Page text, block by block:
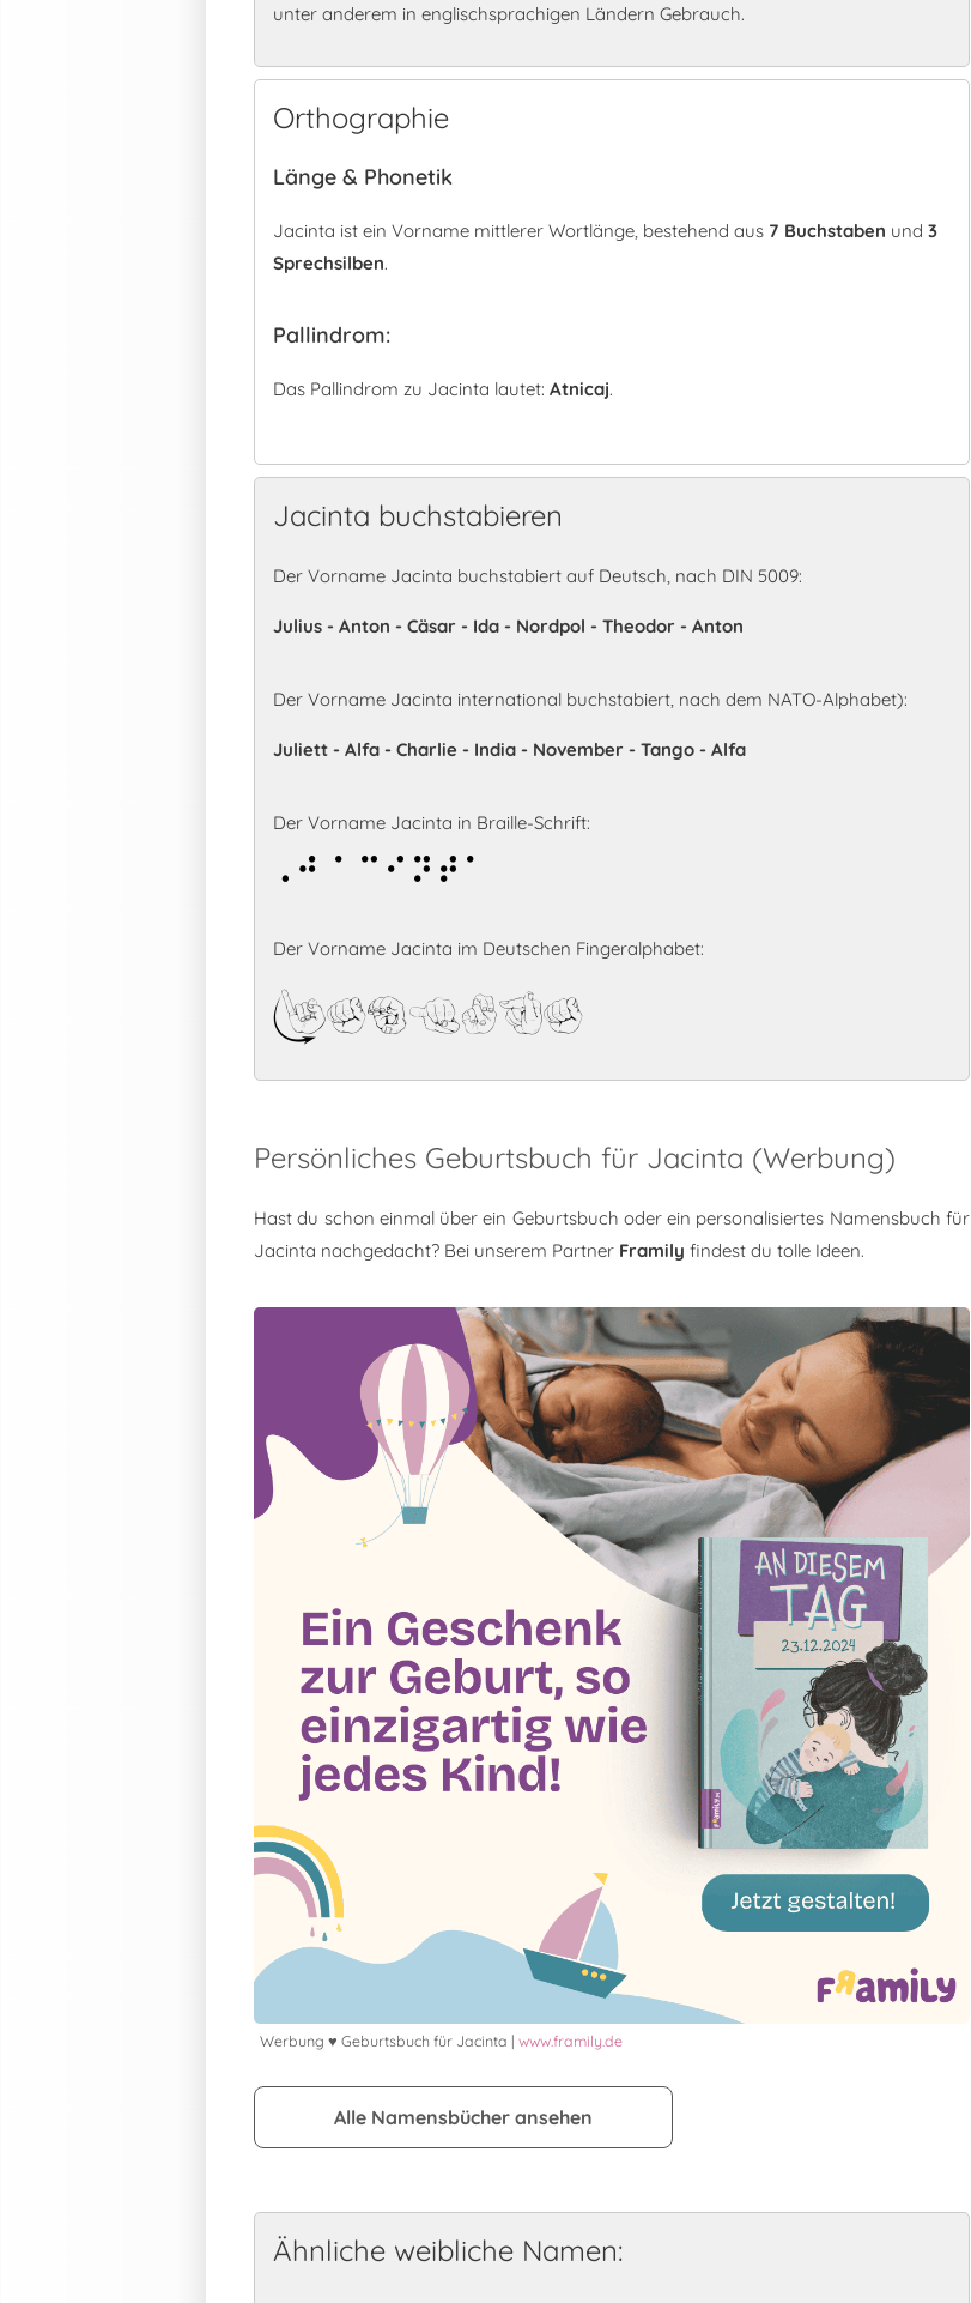
unter anderem in englischsprachigen Ländern Gebrauch.
Orthographie
Länge & Phonetik
Jacinta ist ein Vorname mittlerer Wortlänge, bestehend aus 7 Buchstaben und 3
Sprechsilben.
Pallindrom:
Das Pallindrom zu Jacinta lautet: Atnicaj.
Jacinta buchstabieren
Der Vorname Jacinta buchstabiert auf Deutsch, nach DIN 5009:
Julius - Anton - Cäsar - Ida - Nordpol - Theodor - Anton
Der Vorname Jacinta international buchstabiert, nach dem NATO-Alphabet):
Juliett - Alfa - Charlie - India - November - Tango - Alfa
Der Vorname Jacinta in Braille-Schrift:
Jacinta
Der Vorname Jacinta im Deutschen Fingeralphabet:
Jacinta
Persönliches Geburtsbuch für Jacinta (Werbung)
Hast du schon einmal über ein Geburtsbuch oder ein personalisiertes Namensbuch für
Jacinta nachgedacht? Bei unserem Partner Framily findest du tolle Ideen.
Werbung ♥ Geburtsbuch für Jacinta | www.framily.de
Alle Namensbücher ansehen
Ähnliche weibliche Namen: